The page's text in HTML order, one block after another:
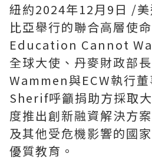
紐約2024年12月9日 /
比亞舉行的聯合高層使
Education Cannot
全球大使、丹麥財政部
Wammen與ECW執行
Sherif呼籲捐助方採取
度推出創新融資解決方
及其他受危機影響的國
優質教育。